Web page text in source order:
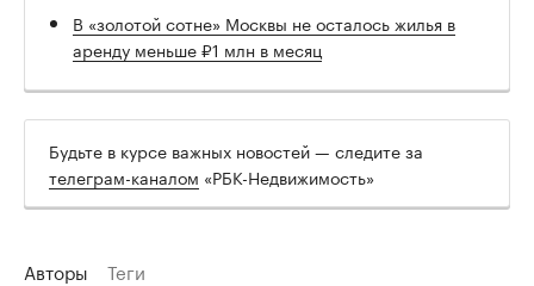
В «золотой сотне» Москвы не осталось жилья в
аренду меньше ₽1 млн в месяц
Будьте в курсе важных новостей — следите за
телеграм-каналом «РБК-Недвижимость»
Авторы Теги